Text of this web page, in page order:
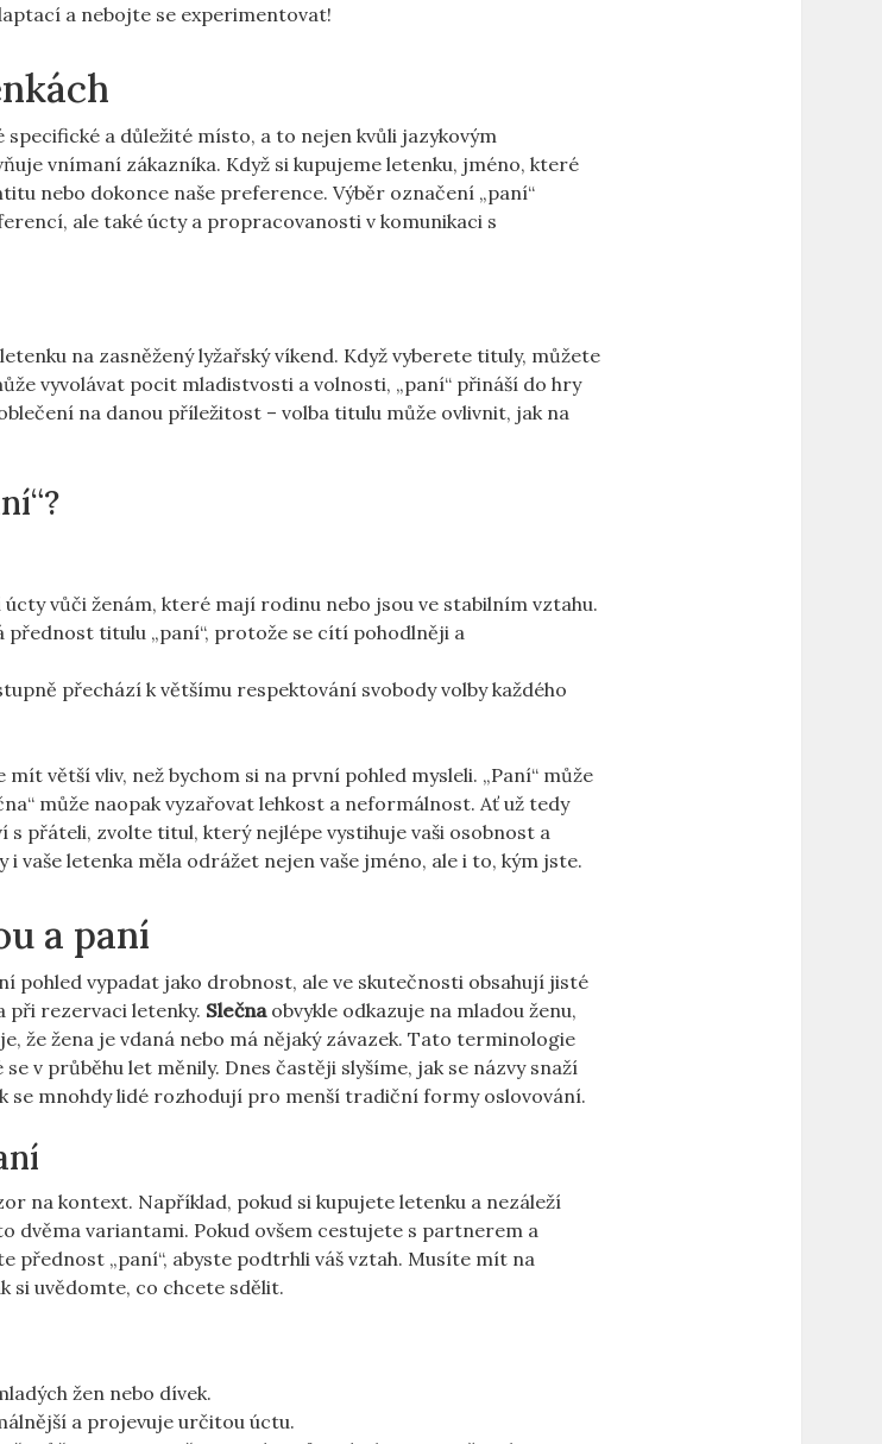
a nebojte se experimentovat!
specifické a důležité místo, a to nejen kvůli jazykovým
vnímaní zákazníka. Když si kupujeme letenku, jméno, které
nebo dokonce naše preference. Výběr označení „paní“
ale také úcty a propracovanosti v komunikaci s
na zasněžený lyžařský víkend. Když vyberete tituly, můžete
vyvolávat pocit mladistvosti a volnosti, „paní“ přináší do hry
na danou příležitost – volba titulu může ovlivnit, jak na
vůči ženám, které mají rodinu nebo jsou ve stabilním vztahu.
přednost titulu „paní“, protože se cítí pohodlněji a
přechází k většímu respektování svobody volby každého
větší vliv, než bychom si na první pohled mysleli. „Paní“ může
může naopak vyzařovat lehkost a neformálnost. Ať už tedy
přáteli, zvolte titul, který nejlépe vystihuje vaši osobnost a
vaše letenka měla odrážet nejen vaše jméno, ale i to, kým jste.
a paní
pohled vypadat jako drobnost, ale ve skutečnosti obsahují jisté
při rezervaci letenky. Slečnaobvykle odkazuje na mladou ženu,
že žena je vdaná nebo má nějaký závazek. Tato terminologie
v průběhu let měnily. Dnes častěji slyšíme, jak se názvy snaží
mnohdy lidé rozhodují pro menší tradiční formy oslovování.
na kontext. Například, pokud si kupujete letenku a nezáleží
dvěma variantami. Pokud ovšem cestujete s partnerem a
přednost „paní“, abyste podtrhli váš vztah. Musíte mít na
si uvědomte, co chcete sdělit.
žen nebo dívek.
a projevuje určitou úctu.